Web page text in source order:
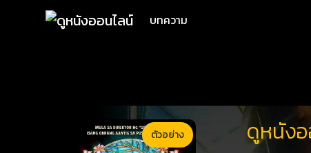
บทความ
ตัวอย่าง
ดูหนังอ